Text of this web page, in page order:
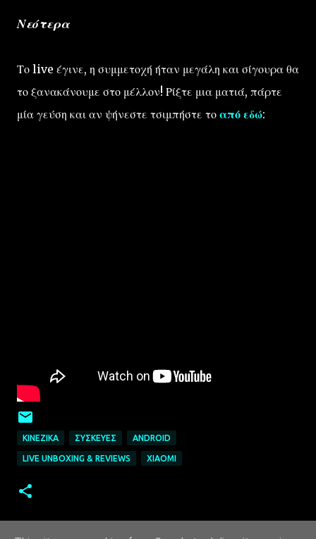
Νεότερα
Το live έγινε, η συμμετοχή ήταν μεγάλη και σίγουρα θα
το ξανακάνουμε στο μέλλον! Ρίξτε μια ματιά, πάρτε
μία γεύση και αν ψήνεστε τσιμπήστε το από εδώ:
ΚΙΝΈΖΙΚΑ ΣΥΣΚΕΥΈΣ ANDROID
LIVE UNBOXING & REVIEWS XIAOMI